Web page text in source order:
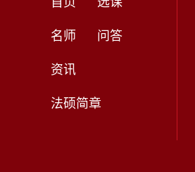
名师
问答
资讯
法硕简章